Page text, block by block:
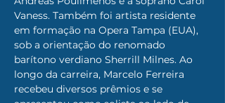
Vaness. Também foi artista residente
em formação na Opera Tampa (EUA),
sob a orientação do renomado
barítono verdiano Sherrill Milnes. Ao
longo da carreira, Marcelo Ferreira
recebeu diversos prêmios e se